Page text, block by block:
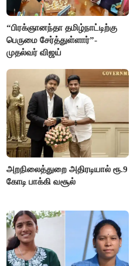
“பிரக்ஞானந்தா தமிழ்நாட்டிற்கு
பெருமை சேர்த்துள்ளார்”-
முதல்வர் விஜய்
அறநிலைத்துறை அதிரடியால் ரூ.9
கோடி பாக்கி வசூல்